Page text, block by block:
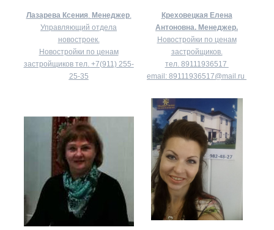
Лазарева Ксения Менеджер.
Управляющий отдела
новостроек.
Новостройки по ценам
застройщиков тел. +7(911) 255-
25-35
Креховецкая Елена
Антоновна. Менеджер.
Новостройки по ценам
застройщиков.
тел. 89111936517
email: 89111936517@mail.ru